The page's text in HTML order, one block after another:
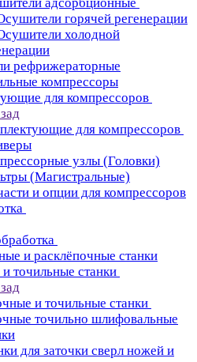
горячей регенерации
холодной
рефрижераторные
компрессоры
для компрессоров
для компрессоров
узлы (Головки)
(Магистральные)
и опции для компрессоров
и расклёпочные станки
точильные станки
и точильные станки
точильно шлифовальные
для заточки сверл ножей и